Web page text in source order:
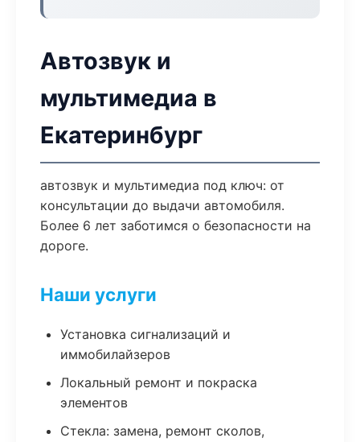
Автозвук и
мультимедиа в
Екатеринбург
автозвук и мультимедиа под ключ: от
консультации до выдачи автомобиля.
Более 6 лет заботимся о безопасности на
дороге.
Наши услуги
Установка сигнализаций и
иммобилайзеров
Локальный ремонт и покраска
элементов
Стекла: замена, ремонт сколов,